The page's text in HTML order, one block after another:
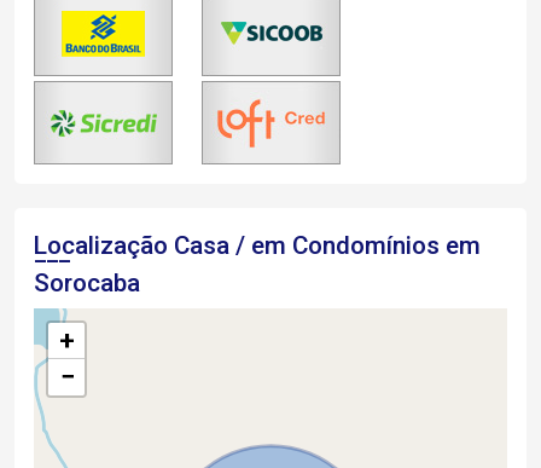
Localização Casa / em Condomínios em
Sorocaba
+
−